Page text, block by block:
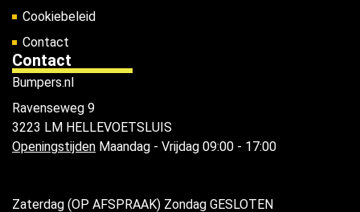
Cookiebeleid
Contact
Contact
Bumpers.nl
Ravenseweg 9
3223 LM HELLEVOETSLUIS
Openingstijden Maandag - Vrijdag 09:00 - 17:00
Zaterdag (OP AFSPRAAK) Zondag GESLOTEN